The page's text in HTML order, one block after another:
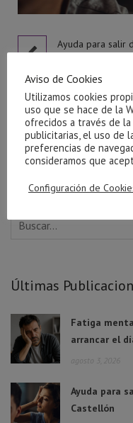
Ayuda para salir
Últimas
Fatiga
arrancar el
agosto 3, 2026
Ayuda para
Castellón
Aviso de Cookies
Utilizamos cookies
uso que se hace de la
ofrecidos a través de
publicitarias, el uso de
preferencias de
consideramos que
Configuración de